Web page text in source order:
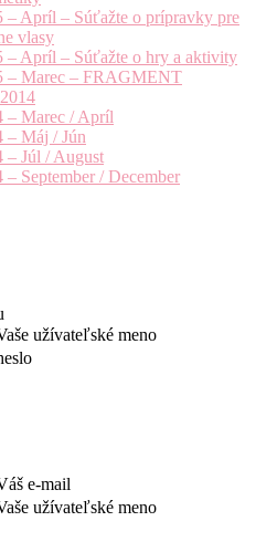
– Apríl – Súťažte o prípravky pre
vlasy
– Apríl – Súťažte o hry a aktivity
– Marec – FRAGMENT
– Marec / Apríl
– Máj / Jún
– Júl / August
– September / December
užívateľské meno
e-mail
užívateľské meno